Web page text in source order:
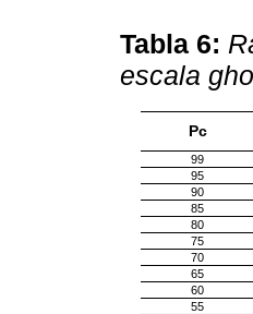
Tabla 6:
escala
Pc
99
95
90
85
80
75
70
65
60
55